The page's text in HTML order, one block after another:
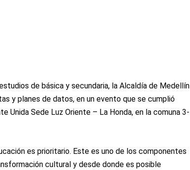
de básica y secundaria, la Alcaldía de Medellín
y planes de datos, en un evento que se cumplió
Unida Sede Luz Oriente – La Honda, en la comuna 3-
es prioritario. Este es uno de los componentes
cultural y desde donde es posible